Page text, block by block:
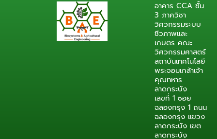
อาคาร CCA ชั้น
3 ภาควิชา
วิศวกรรมระบบ
ชีวภาพและ
เกษตร คณะ
วิศวกรรมศาสตร์
สถาบันเทคโนโลยี
พระจอมเกล้าเจ้า
คุณทหาร
ลาดกระบัง
เลขที่ 1 ซอย
ฉลองกรุง 1 ถนน
ฉลองกรุง แขวง
ลาดกระบัง เขต
ลาดกระบัง